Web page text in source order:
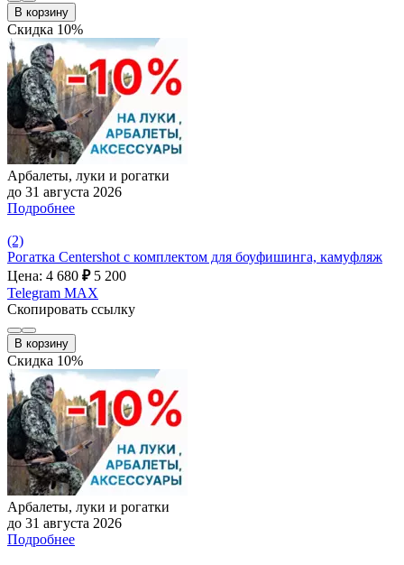
В корзину
Скидка 10%
Арбалеты, луки и рогатки
до 31 августа 2026
Подробнее
(2)
Рогатка Centershot с комплектом для боуфишинга, камуфляж
Цена: 4 680 ₽ 5 200
Telegram MAX
Скопировать ссылку
В корзину
Скидка 10%
Арбалеты, луки и рогатки
до 31 августа 2026
Подробнее